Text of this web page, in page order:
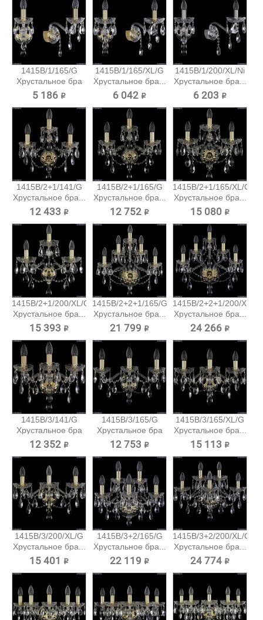
1415B/1/165/G
Хрустальное бра
Bohemia...
5 186 ₽
1415B/1/165/XL/G
Хрустальное бра...
6 042 ₽
1415B/1/200/XL/Ni
Хрустальное бра...
6 203 ₽
1415B/2+1/141/G
Хрустальное бра...
12 433 ₽
1415B/2+1/165/G
Хрустальное бра...
12 752 ₽
1415B/2+1/165/XL/G
Хрустальное бра...
15 080 ₽
1415B/2+1/200/XL/G
Хрустальное бра...
15 393 ₽
1415B/2+2+1/165/G
Хрустальное бра...
21 799 ₽
1415B/2+2+1/200/XL/G
Хрустальное бра...
24 266 ₽
1415B/3/141/G
Хрустальное бра
Bohemia...
12 352 ₽
1415B/3/165/G
Хрустальное бра
Bohemia...
12 753 ₽
1415B/3/165/XL/G
Хрустальное бра...
15 113 ₽
1415B/3/200/XL/G
Хрустальное бра...
15 401 ₽
1415B/3+2/165/G
Хрустальное бра...
22 119 ₽
1415B/3+2/200/XL/G
Хрустальное бра...
24 774 ₽